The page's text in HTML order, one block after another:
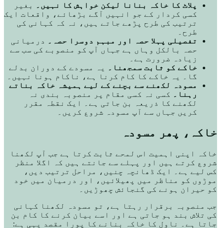
پلاٹ کا خاکہ بنانا لیکن خواہش کا نہیں۔
بغیر
کسی کردار کے جو انہیں آگے بڑھائے، واقعات ایک
ترتیب کی طرح پڑھے جاتے ہیں، نہ کہ کہانی کی
طرح۔
تفصیلی پہلا حصہ اور مبہم دوسرا حصہ۔
درمیانی
حصہ بالکل وہاں ہے جہاں آپ کو منصوبے کی سب سے
زیادہ ضرورت ہے۔
خاکے کو ثابت سمجھنا۔
یہ مسودے کے دوران بدلے
گا۔ یہ خاکے کا کام کرنا ہے، ناکام ہونا نہیں۔
مسودہ لکھنے سے بچنے کے لیے ہمیشہ خاکہ بناتے
رہنا۔ کسی نہ کسی مقام پر منصوبہ بندی نہ
لکھنے کا ذریعہ بن جاتی ہے۔ ایک نقطہ مقرر
کریں جہاں سے آپ مسودہ شروع کریں۔
خاکہ، پھر مسودہ
خاکہ اپنی اہمیت اس لمحے ثابت کرتا ہے جب آپ لکھنا
شروع کرتے ہیں اور پہلے سے جانتے ہیں کہ اگلا منظر
کس لیے ہے۔ ایک ڈھانچہ چنیں، مراحل ترتیب دیں،
موڑوں کو مناظر میں پھیلائیں، اور درمیان میں خود
کو حیران ہونے کی گنجائش چھوڑیں۔
جب منصوبہ برقرار رہتا ہے، تو مسودہ لکھنا کہانی
کی تلاش بند ہو جاتی ہے اور اسے بیان کرنے کا کام بن
جاتا ہے۔ ناول کا خاکہ بنانے کا پورا مقصد یہی ہے: